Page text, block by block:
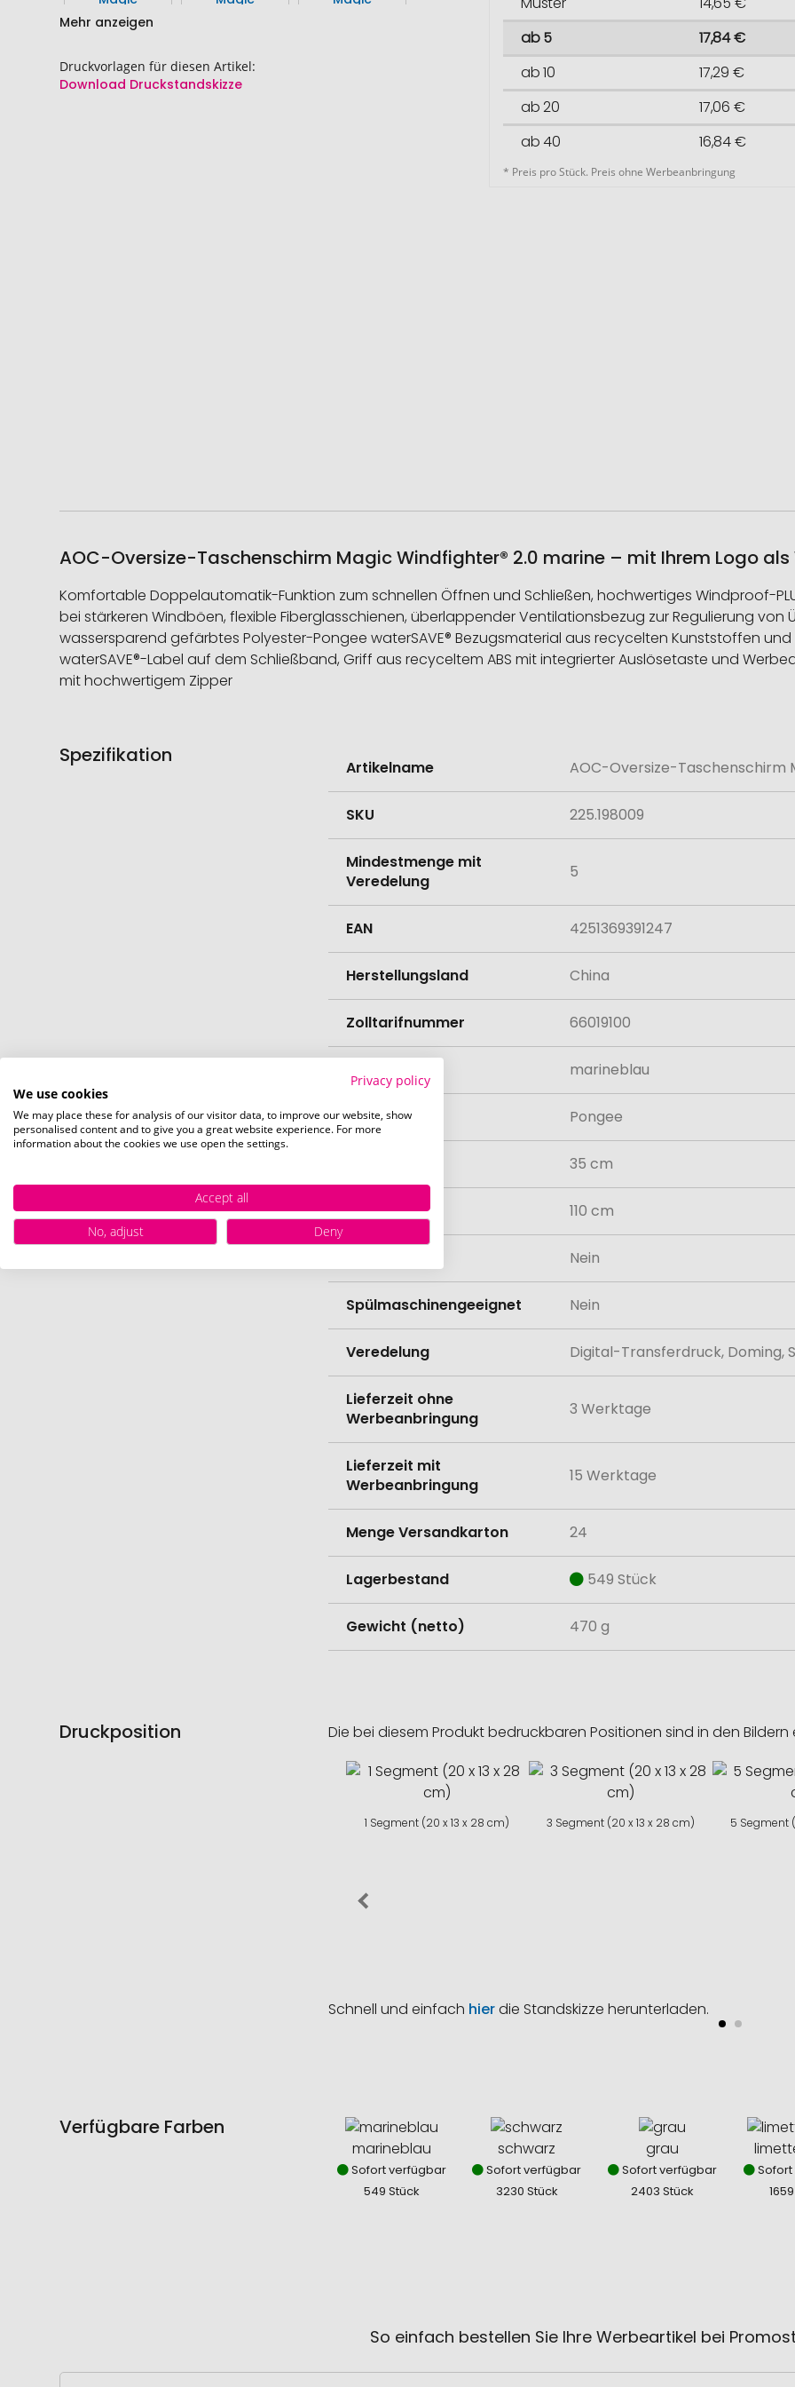
Mehr anzeigen
Druckvorlagen für diesen Artikel:
Download Druckstandskizze
ab 5
17,84 €
ab 10
17,29 €
ab 20
17,06 €
ab 40
16,84 €
* Preis pro Stück. Preis ohne Werbeanbringung
AOC-Oversize-Taschenschirm Magic Windfighter® 2.0 marine – mit Ihrem Logo
Komfortable Doppelautomatik-Funktion zum schnellen Öffnen und Schließen, hochwertiges Windproof-
bei stärkeren Windböen, flexible Fiberglasschienen, überlappender Ventilationsbezug zur Regulierung von
wassersparend gefärbtes Polyester-Pongee waterSAVE® Bezugsmaterial aus recycelten Kunststoffen
waterSAVE®-Label auf dem Schließband, Griff aus recyceltem ABS mit integrierter Auslösetaste und
mit hochwertigem Zipper
Spezifikation
Informationen
Artikelname AOC-Oversize-Taschenschirm
SKU 225.198009
Mindestmenge mit
Veredelung
5
EAN 4251369391247
Herstellungsland China
Zolltarifnummer 66019100
marineblau
Material Pongee
35 cm
Durchmesser 110 cm
Nein
Spülmaschinengeeignet Nein
Veredelung Digital-Transferdruck, Doming,
Lieferzeit ohne
Werbeanbringung
3 Werktage
Lieferzeit mit
Werbeanbringung
15 Werktage
Menge Versandkarton 24
Lagerbestand 549 Stück
Gewicht (netto) 470 g
Druckposition Die bei diesem Produkt bedruckbaren Positionen sind in den
1 Segment (20 x 13 x 28 cm) 3 Segment (20 x 13 x 28 cm) 5 Segment
Schnell und einfach hierdie Standskizze herunterladen.
Verfügbare Farben
marineblau
Sofort verfügbar
549 Stück
schwarz
Sofort verfügbar
3230 Stück
grau
Sofort verfügbar
2403 Stück
So einfach bestellen Sie Ihre Werbeartikel bei
Privacy policy
We use cookies
We may place these for analysis of our visitor data, to improve our website, show
personalised content and to give you a great website experience. For more
information about the cookies we use open the settings.
Accept all
No, adjust
Deny